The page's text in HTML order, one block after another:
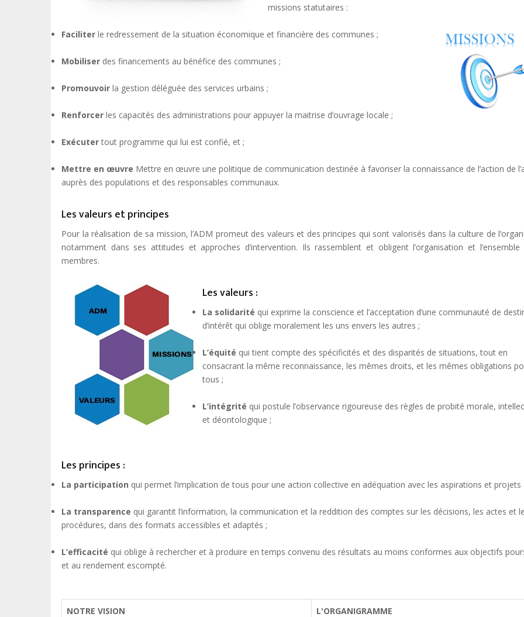
missions statutaires :
Faciliter le redressement de la situation économique et financière des communes ;
Mobiliser des financements au bénéfice des communes ;
Promouvoir la gestion déléguée des services urbains ;
Renforcer les capacités des administrations pour appuyer la maitrise d’ouvrage locale ;
Exécutertout programme qui lui est confié, et ;
Mettre en œuvre Mettre en œuvre une politique de communication destinée à favoriser la connaissance de l’action de
auprès des populations et des responsables communaux.
Les valeurs et principes
Pour la réalisation de sa mission, l’ADM promeut des valeurs et des principes qui sont valorisés dans la culture de
notamment dans ses attitudes et approches d’intervention. Ils rassemblent et obligent l’organisation et l’ensemble
membres.
Les valeurs :
La solidarité qui exprime la conscience et l’acceptation d’une communauté de
d’intérêt qui oblige moralement les uns envers les autres ;
L’équité qui tient compte des spécificités et des disparités de situations, tout en
consacrant la même reconnaissance, les mêmes droits, et les mêmes obligations
tous ;
L’intégrité qui postule l’observance rigoureuse des règles de probité morale,
et déontologique ;
Les principes :
La participation qui permet l’implication de tous pour une action collective en adéquation avec les aspirations et projets
La transparence qui garantit l’information, la communication et la reddition des comptes sur les décisions, les actes et
procédures, dans des formats accessibles et adaptés ;
L’efficacité qui oblige à rechercher et à produire en temps convenu des résultats au moins conformes aux objectifs
et au rendement escompté.
NOTRE VISION L'ORGANIGRAMME